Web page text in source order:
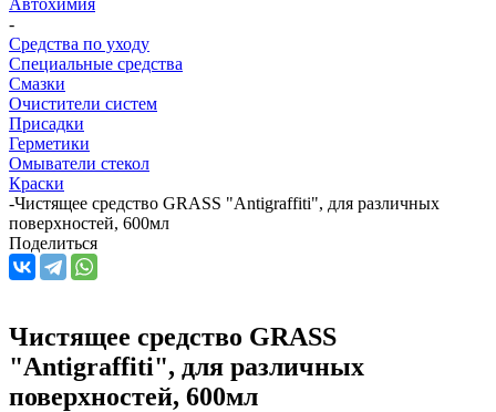
-
Средства по уходу
Специальные средства
Смазки
Очистители систем
Присадки
Герметики
Омыватели стекол
Краски
-Чистящее средство GRASS "Antigraffiti", для различных
поверхностей, 600мл
Поделиться
Чистящее средство GRASS
"Antigraffiti", для различных
поверхностей, 600мл